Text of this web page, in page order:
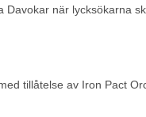
Davokar när lycksökarna
tillåtelse av Iron Pact